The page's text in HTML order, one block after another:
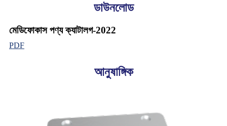
ডাউনলোড
মেডিফোকাস পণ্য ক্যাটালগ-2022
PDF
আনুষাঙ্গিক